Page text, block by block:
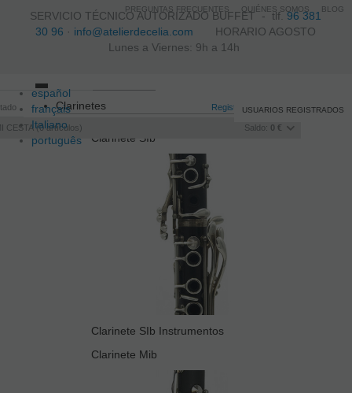
SERVICIO TÉCNICO AUTORIZADO BUFFET -tlf.96 381
30 96 · info@atelierdecelia.com HORARIO AGOSTO
Lunes a Viernes: 9h a 14h
español
français
Italiano
português
Registro /Iniciar sesión
CESTA 0artículos Saldo: 0 €
USUARIOS REGISTRADOS
Toggle
navigation
Clarinetes
Clarinete SIb
Clarinete SIb Instrumentos
Clarinete Mib
PREGUNTAS FRECUENTES QUIÉNES SOMOS BLOG